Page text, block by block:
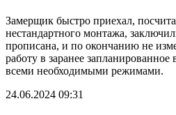
Замерщик быстро приехал,
нестандартного монтажа,
прописана, и по окончанию не
работу в заранее запланированное
всеми необходимыми режимами.
24.06.2024 09:31